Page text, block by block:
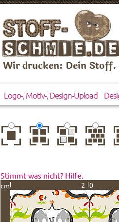
Wir drucken: Dein Stoff.
Logo-, Motiv-, Design-Upload
zentriert
einfach
wiederholt
gespiegelthorizontal
versetzt
Stimmt was nicht? Hilfe.
cm 20